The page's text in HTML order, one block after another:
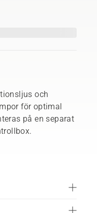
och
för optimal
på en separat